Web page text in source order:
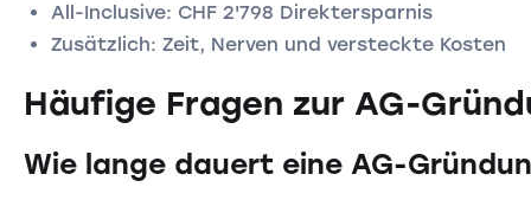
All-Inclusive: CHF 2'798 Direktersparnis
Zusätzlich: Zeit, Nerven und versteckte Kosten
Häufige Fragen zur AG-
Wie lange dauert eine AG-